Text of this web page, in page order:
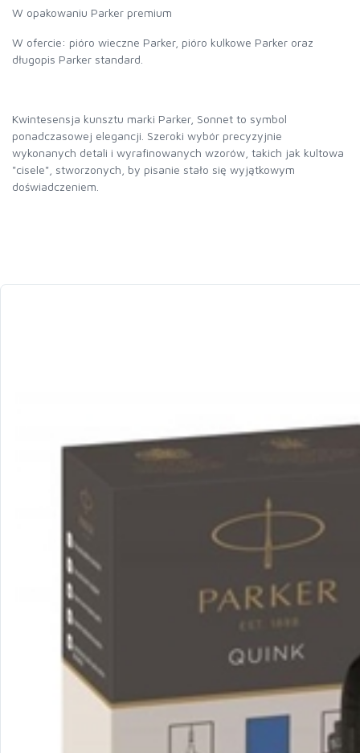
W opakowaniu Parker premium
W ofercie: pióro wieczne Parker, pióro kulkowe Parker oraz
długopis Parker standard.
Kwintesensja kunsztu marki Parker, Sonnet to symbol
ponadczasowej elegancji. Szeroki wybór precyzyjnie
wykonanych detali i wyrafinowanych wzorów, takich jak kultowa
"cisele", stworzonych, by pisanie stało się wyjątkowym
doświadczeniem.